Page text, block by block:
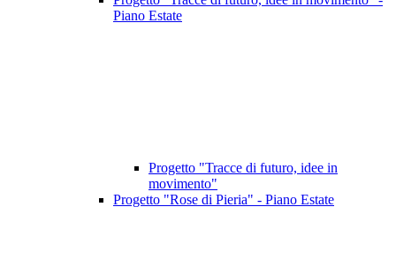
Piano Estate
Progetto "Tracce di futuro, idee in
movimento"
Progetto "Rose di Pieria" - Piano Estate